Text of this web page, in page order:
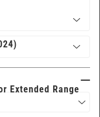
Extended Range